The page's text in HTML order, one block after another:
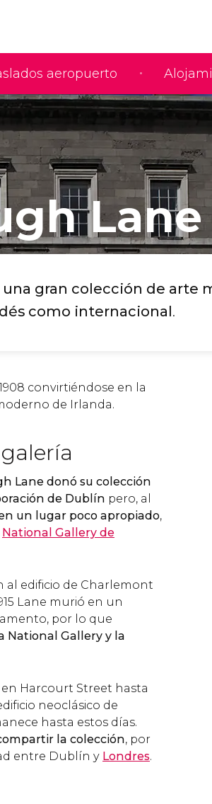
aeropuerto
Lane
una gran colección de arte
como internacional.
convirtiéndose en la
de Irlanda.
Lane donó su colección
de Dublín pero, al
un lugar poco apropiado,
National Gallery de
al edificio de Charlemont
Lane murió en un
por lo que
National Gallery y la
Harcourt Street hasta
neoclásico de
hasta estos días.
la colección, por
entre Dublín y Londres.